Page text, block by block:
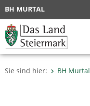
BH MURTAL
Sie sind hier: BH Murtal